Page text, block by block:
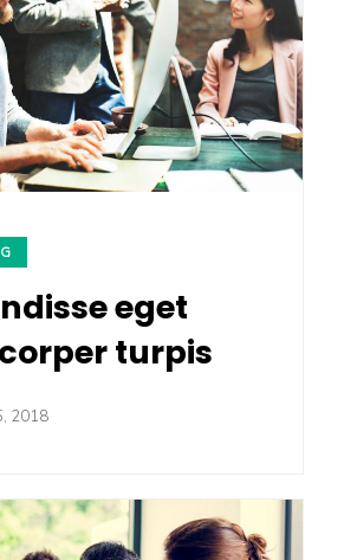
eget
turpis
2018